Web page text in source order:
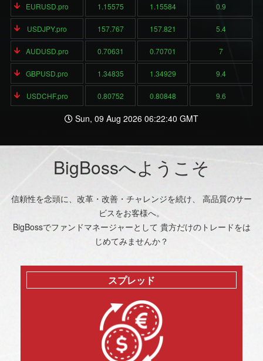
EURUSD.pro 1.15575 1.15584 0.9
USDJPY.pro 157.767 157.821 5.4
AUDUSD.pro 0.70631 0.70701 7
GBPUSD.pro 1.34835 1.34929 9.4
USDCHF.pro 0.80752 0.80848 9.6
Sun, 09 Aug 2026 06:22:40 GMT
BigBossへようこそ
信頼性を念頭に、改革・改善・チャレンジを続け、 高品質のサー
ビスをお客様へ。
BigBossでファンドマネージャーとして 貴方だけのトレードをは
じめてみませんか？
スプレッド